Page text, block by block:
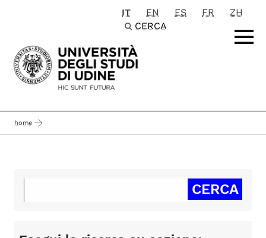
Passa al contenuto principale
IT EN ES FR
ZH
CERCA
home